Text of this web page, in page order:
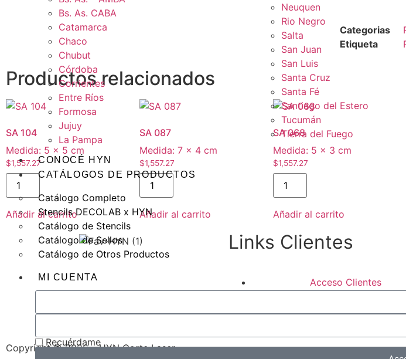
Bs. As. CABA
Catamarca
Chaco
Chubut
Córdoba
Corrientes
Entre Ríos
Formosa
Jujuy
La Pampa
Neuquen
Rio Negro
Salta
San Juan
San Luis
Santa Cruz
Santa Fé
Santiago del Estero
Tucumán
Tierra del Fuego
CONOCÉ HYN
CATÁLOGOS DE PRODUCTOS
Catálogo Completo
Stencils DECOLAB x HYN
Catálogo de Stencils
Catálogo de Sellos
Catálogo de Otros Productos
MI CUENTA
Recuérdame
Categorias
Etiqueta
Productos relacionados
SA 104
Medida: 5 × 5 cm
$1,557.27
Añadir al carrito
SA 087
Medida: 7 × 4 cm
$1,557.27
Añadir al carrito
SA 068
Medida: 5 × 3 cm
$1,557.27
Añadir al carrito
Links Clientes
Acceso Clientes
Catálogos PDF
Copyright © 2026 – HYN Corte Laser